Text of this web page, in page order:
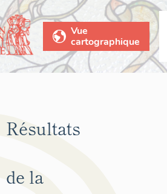
Vue
cartographique
Résultats
de la